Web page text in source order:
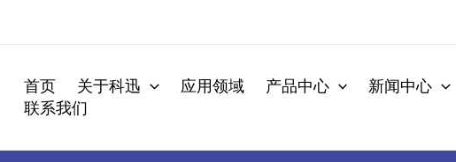
首页 关于科迅 应用领域 产品中心 新闻中心
联系我们